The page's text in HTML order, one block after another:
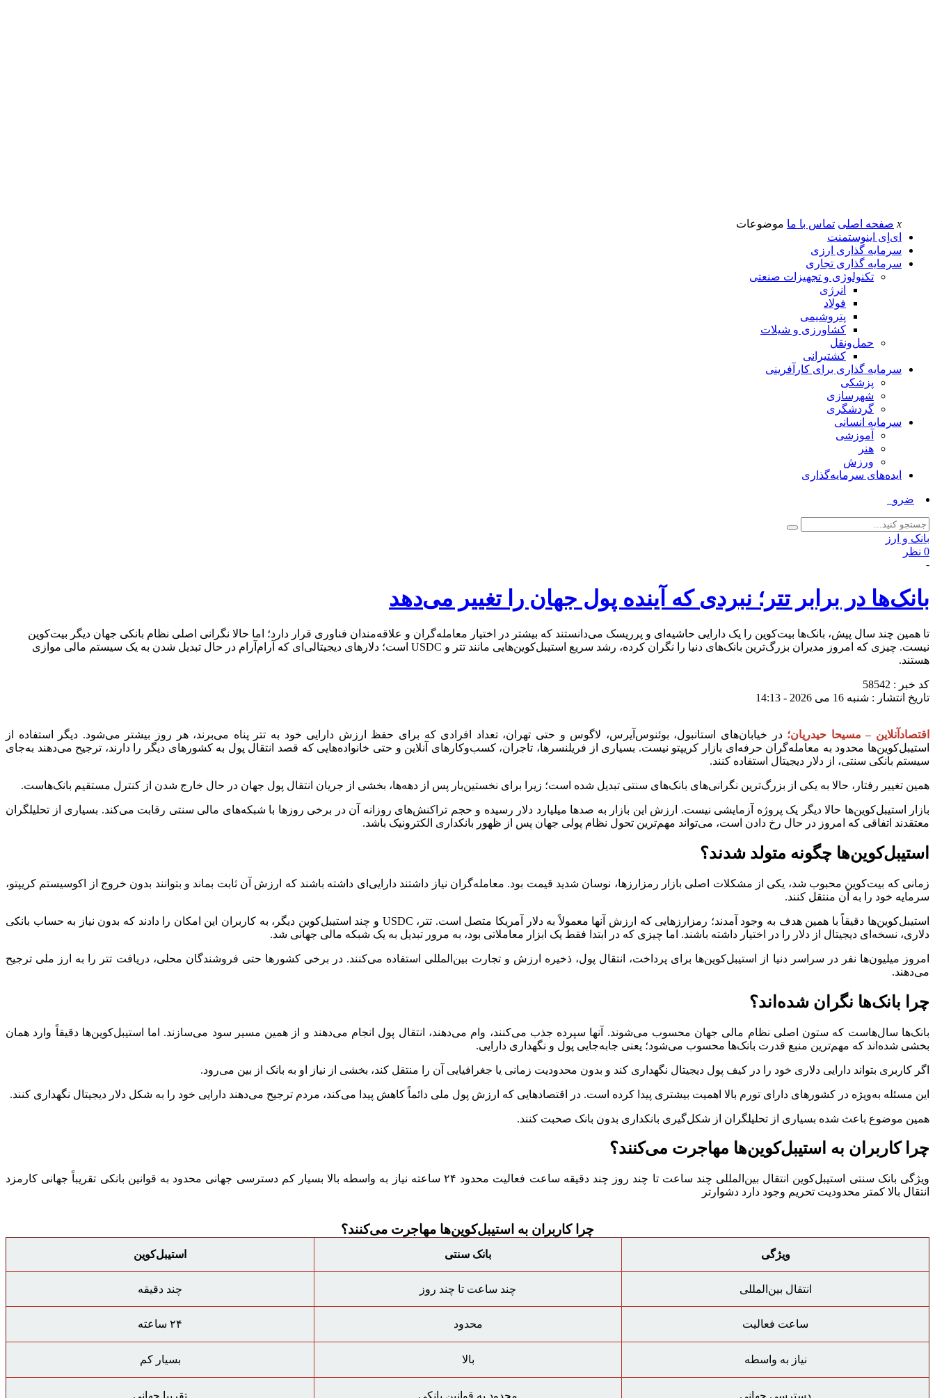
x صفحه اصلی تماس با ما موضوعات
ای‌اِی اینوستمنت
سرمایه گذاری ارزی
سرمایه گذاری تجاری
تکنولوژی و تجهیزات صنعتی
انرژی
فولاد
پتروشیمی
کشاورزی و شیلات
حمل‌و‌نقل
کشتیرانی
سرمایه گذاری برای کارآفرینی
پزشکی
شهرسازی
گردشگری
سرمایه انسانی
آموزشی
هنر
ورزش
ایده‌های سرمایه‌گذاری
ضرورت حضور شتاب ‌_
بانک و ارز
0 نظر
-
بانک‌ها در برابر تتر؛ نبردی که آینده پول جهان را تغییر می‌دهد
تا همین چند سال پیش، بانک‌ها بیت‌کوین را یک دارایی حاشیه‌ای و پرریسک می‌دانستند که بیشتر در اختیار معامله‌گران و علاقه‌مندان فناوری قرار دارد؛ اما حالا نگرانی اصلی نظام بانکی جهان دیگر بیت‌کوین
نیست. چیزی که امروز مدیران بزرگ‌ترین بانک‌های دنیا را نگران کرده، رشد سریع استیبل‌کوین‌هایی مانند تتر و USDC است؛ دلار‌های دیجیتالی‌ای که آرام‌آرام در حال تبدیل شدن به یک سیستم مالی موازی
هستند.
کد خبر : 58542
تاریخ انتشار : شنبه 16 می 2026 - 14:13
اقتصادآنلاین – مسیحا حیدریان؛ در خیابان‌های استانبول، بوئنوس‌آیرس، لاگوس و حتی تهران، تعداد افرادی که برای حفظ ارزش دارایی خود به تتر پناه می‌برند، هر روز بیشتر می‌شود. دیگر استفاده از
استیبل‌کوین‌ها محدود به معامله‌گران حرفه‌ای بازار کریپتو نیست. بسیاری از فریلنسرها، تاجران، کسب‌وکار‌های آنلاین و حتی خانواده‌هایی که قصد انتقال پول به کشور‌های دیگر را دارند، ترجیح می‌دهند به‌جای
سیستم بانکی سنتی، از دلار دیجیتال استفاده کنند.
همین تغییر رفتار، حالا به یکی از بزرگ‌ترین نگرانی‌های بانک‌های سنتی تبدیل شده است؛ زیرا برای نخستین‌بار پس از دهه‌ها، بخشی از جریان انتقال پول جهان در حال خارج شدن از کنترل مستقیم بانک‌هاست.
بازار استیبل‌کوین‌ها حالا دیگر یک پروژه آزمایشی نیست. ارزش این بازار به صد‌ها میلیارد دلار رسیده و حجم تراکنش‌های روزانه آن در برخی روز‌ها با شبکه‌های مالی سنتی رقابت می‌کند. بسیاری از تحلیلگران
معتقدند اتفاقی که امروز در حال رخ دادن است، می‌تواند مهم‌ترین تحول نظام پولی جهان پس از ظهور بانکداری الکترونیک باشد.
استیبل‌کوین‌ها چگونه متولد شدند؟
زمانی که بیت‌کوین محبوب شد، یکی از مشکلات اصلی بازار رمزارزها، نوسان شدید قیمت بود. معامله‌گران نیاز داشتند دارایی‌ای داشته باشند که ارزش آن ثابت بماند و بتوانند بدون خروج از اکوسیستم کریپتو،
سرمایه خود را به آن منتقل کنند.
استیبل‌کوین‌ها دقیقاً با همین هدف به وجود آمدند؛ رمزارز‌هایی که ارزش آنها معمولاً به دلار آمریکا متصل است. تتر، USDC و چند استیبل‌کوین دیگر، به کاربران این امکان را دادند که بدون نیاز به حساب بانکی
دلاری، نسخه‌ای دیجیتال از دلار را در اختیار داشته باشند. اما چیزی که در ابتدا فقط یک ابزار معاملاتی بود، به مرور تبدیل به یک شبکه مالی جهانی شد.
امروز میلیون‌ها نفر در سراسر دنیا از استیبل‌کوین‌ها برای پرداخت، انتقال پول، ذخیره ارزش و تجارت بین‌المللی استفاده می‌کنند. در برخی کشور‌ها حتی فروشندگان محلی، دریافت تتر را به ارز ملی ترجیح
می‌دهند.
چرا بانک‌ها نگران شده‌اند؟
بانک‌ها سال‌هاست که ستون اصلی نظام مالی جهان محسوب می‌شوند. آنها سپرده جذب می‌کنند، وام می‌دهند، انتقال پول انجام می‌دهند و از همین مسیر سود می‌سازند. اما استیبل‌کوین‌ها دقیقاً وارد همان
بخشی شده‌اند که مهم‌ترین منبع قدرت بانک‌ها محسوب می‌شود؛ یعنی جابه‌جایی پول و نگهداری دارایی.
اگر کاربری بتواند دارایی دلاری خود را در کیف پول دیجیتال نگهداری کند و بدون محدودیت زمانی یا جغرافیایی آن را منتقل کند، بخشی از نیاز او به بانک از بین می‌رود.
این مسئله به‌ویژه در کشور‌های دارای تورم بالا اهمیت بیشتری پیدا کرده است. در اقتصاد‌هایی که ارزش پول ملی دائماً کاهش پیدا می‌کند، مردم ترجیح می‌دهند دارایی خود را به شکل دلار دیجیتال نگهداری کنند.
همین موضوع باعث شده بسیاری از تحلیلگران از شکل‌گیری بانکداری بدون بانک صحبت کنند.
چرا کاربران به استیبل‌کوین‌ها مهاجرت می‌کنند؟
ویژگی بانک سنتی استیبل‌کوین انتقال بین‌المللی چند ساعت تا چند روز چند دقیقه ساعت فعالیت محدود ۲۴ ساعته نیاز به واسطه بالا بسیار کم دسترسی جهانی محدود به قوانین بانکی تقریباً جهانی کارمزد
انتقال بالا کمتر محدودیت تحریم وجود دارد دشوارتر
چرا کاربران به استیبل‌کوین‌ها مهاجرت می‌کنند؟
ویژگی بانک سنتی استیبل‌کوین
انتقال بین‌المللی چند ساعت تا چند روز چند دقیقه
ساعت فعالیت محدود ۲۴ ساعته
نیاز به واسطه بالا بسیار کم